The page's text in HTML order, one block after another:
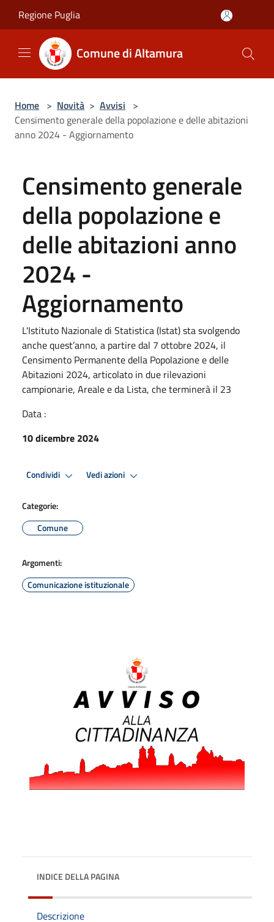
Regione Puglia
Comune di Altamura
Home > Novità > Avvisi >
Censimento generale della popolazione e delle abitazioni
anno 2024 - Aggiornamento
Censimento generale
della popolazione e
delle abitazioni anno
2024 -
Aggiornamento
L'Istituto Nazionale di Statistica (Istat) sta svolgendo
anche quest’anno, a partire dal 7 ottobre 2024, il
Censimento Permanente della Popolazione e delle
Abitazioni 2024, articolato in due rilevazioni
campionarie, Areale e da Lista, che terminerà il 23
Data :
10 dicembre 2024
Condividi Vedi azioni
Categorie:
Comune
Argomenti:
Comunicazione istituzionale
INDICE DELLA PAGINA
Descrizione